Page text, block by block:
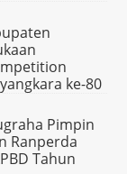
ke-80
Pimpin
Ranperda
Tahun